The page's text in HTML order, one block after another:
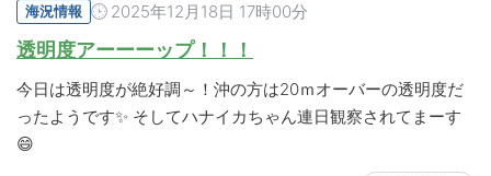
海況情報 2025年12月18日 17時00分
透明度アーーーップ！！！
今日は透明度が絶好調～！沖の方は20ｍオーバーの透明度だ
ったようです✨ そしてハナイカちゃん連日観察されてまーす
😄